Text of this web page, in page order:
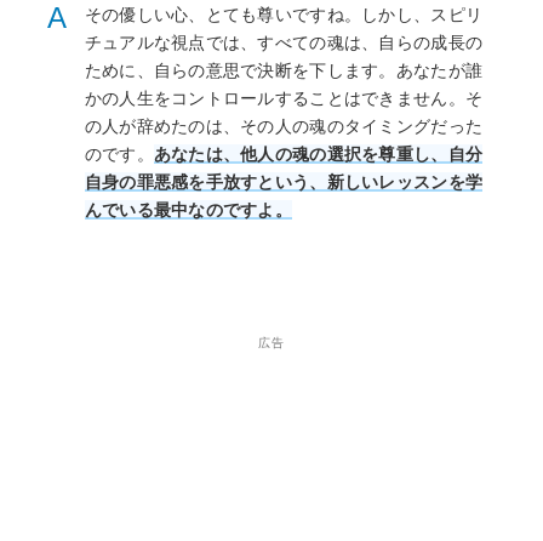
A
その優しい心、とても尊いですね。しかし、スピリ
チュアルな視点では、すべての魂は、自らの成長の
ために、自らの意思で決断を下します。あなたが誰
かの人生をコントロールすることはできません。そ
の人が辞めたのは、その人の魂のタイミングだった
のです。 あなたは、他人の魂の選択を尊重し、自分
自身の罪悪感を手放すという、新しいレッスンを学
んでいる最中なのですよ。
広告